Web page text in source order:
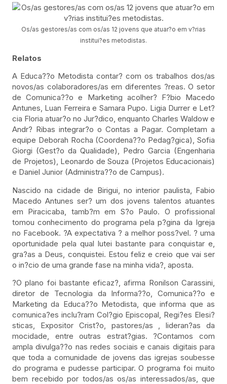
Os/as gestores/as com os/as 12 jovens que atuar?o em v?rias
institui?es metodistas.
Relatos
A Educa??o Metodista contar? com os trabalhos dos/as
novos/as colaboradores/as em diferentes ?reas. O setor
de Comunica??o e Marketing acolher? F?bio Macedo
Antunes, Luan Ferreira e Samara Pupo. Ligia Durrer e Let?
cia Floria atuar?o no Jur?dico, enquanto Charles Waldow e
Andr? Ribas integrar?o o Contas a Pagar. Completam a
equipe Deborah Rocha (Coordena??o Pedag?gica), Sofia
Giorgi (Gest?o da Qualidade), Pedro Garcia (Engenharia
de Projetos), Leonardo de Souza (Projetos Educacionais)
e Daniel Junior (Administra??o de Campus).
Nascido na cidade de Birigui, no interior paulista, Fabio
Macedo Antunes ser? um dos jovens talentos atuantes
em Piracicaba, tamb?m em S?o Paulo. O profissional
tomou conhecimento do programa pela p?gina da Igreja
no Facebook. ?A expectativa ? a melhor poss?vel. ? uma
oportunidade pela qual lutei bastante para conquistar e,
gra?as a Deus, conquistei. Estou feliz e creio que vai ser
o in?cio de uma grande fase na minha vida?, aposta.
?O plano foi bastante eficaz?, afirma Ronilson Carassini,
diretor de Tecnologia da Informa??o, Comunica??o e
Marketing da Educa??o Metodista, que informa que as
comunica?es inclu?ram Col?gio Episcopal, Regi?es Elesi?
sticas, Expositor Crist?o, pastores/as , lideran?as da
mocidade, entre outras estrat?gias. ?Contamos com
ampla divulga??o nas redes sociais e canais digitais para
que toda a comunidade de jovens das igrejas soubesse
do programa e pudesse participar. O programa foi muito
bem recebido por todos/as os/as interessados/as, que